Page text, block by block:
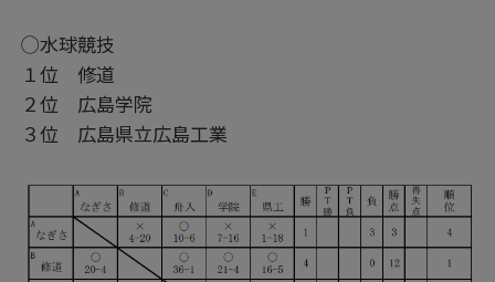
◯水球競技
１位 修道
２位 広島学院
３位 広島県立広島工業